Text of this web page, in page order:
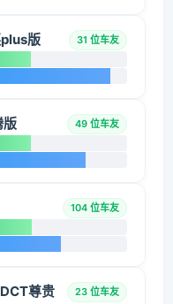
版 31 位车友
版 49 位车友
104 位车友
尊贵
23 位车友